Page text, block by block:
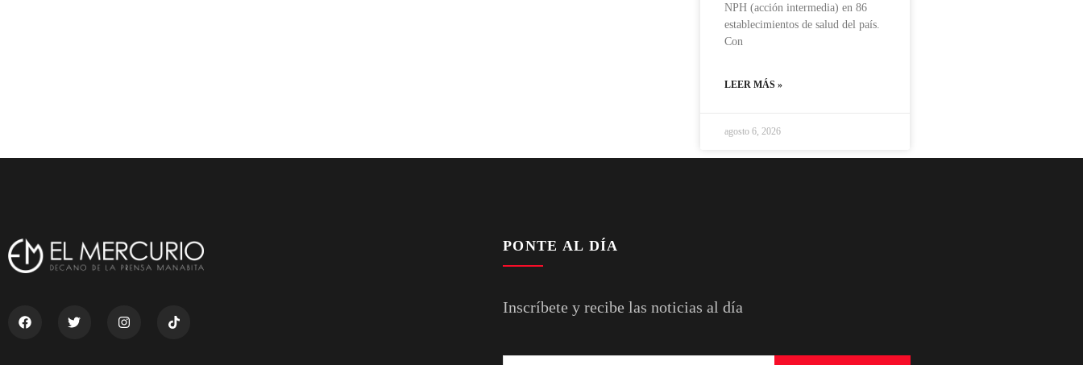
NPH (acción intermedia) en 86
establecimientos de salud del país.
Con
LEER MÁS »
agosto 6, 2026
PONTE AL DÍA
Inscríbete y recibe las noticias al día